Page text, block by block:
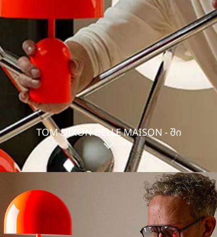
TOM DIXON BELLE MAISON - ᲨᲘ